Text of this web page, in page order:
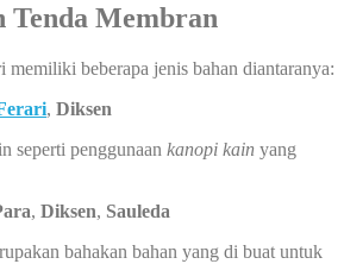
Tenda Membran
memiliki beberapa jenis bahan diantaranya:
, Diksen
seperti penggunaan kanopi kain yang
, Diksen, Sauleda
bahakan bahan yang di buat untuk